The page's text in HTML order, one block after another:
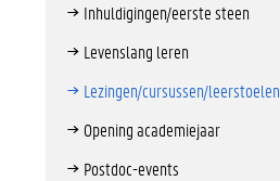
Inhuldigingen/eerste steen
Levenslang leren
Lezingen/cursussen/leerstoelen
Opening academiejaar
Postdoc-events